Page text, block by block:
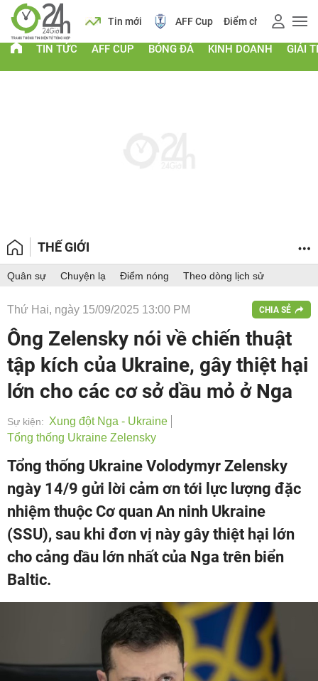
Lịch Tin mới AFF Cup Điểm chuẩn 2026
TIN TỨC AFF CUP BÓNG ĐÁ KINH DOANH GIẢI
THẾ GIỚI
Quân sự Chuyện lạ Điểm nóng Theo dòng lịch sử
Thứ Hai, ngày 15/09/2025 13:00 PM CHIA SẺ
Ông Zelensky nói về chiến thuật
tập kích của Ukraine, gây thiệt hại
lớn cho các cơ sở dầu mỏ ở Nga
Sự kiện: Xung đột Nga - Ukraine
Tổng thống Ukraine Zelensky
Tổng thống Ukraine Volodymyr Zelensky
ngày 14/9 gửi lời cảm ơn tới lực lượng đặc
nhiệm thuộc Cơ quan An ninh Ukraine
(SSU), sau khi đơn vị này gây thiệt hại lớn
cho cảng dầu lớn nhất của Nga trên biển
Baltic.